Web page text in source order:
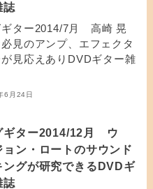
誌
ギター2014/7月 高崎 晃
見のアンプ、エフェクタ
見応えありDVDギター雑
6月24日
ギター2014/12月 ウ
ョン・ロートのサウンド
ングが研究できるDVDギ
誌